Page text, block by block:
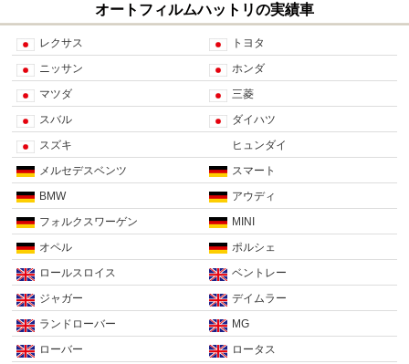
オートフィルムハットリの実績車
レクサス
トヨタ
ニッサン
ホンダ
マツダ
三菱
スバル
ダイハツ
スズキ
ヒュンダイ
メルセデスベンツ
スマート
BMW
アウディ
フォルクスワーゲン
MINI
オペル
ポルシェ
ロールスロイス
ベントレー
ジャガー
デイムラー
ランドローバー
MG
ローバー
ロータス